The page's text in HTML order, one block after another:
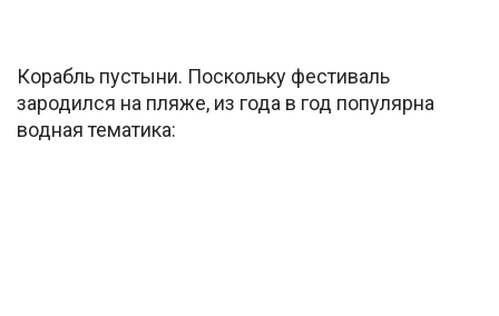
Корабль пустыни. Поскольку фестиваль
зародился на пляже, из года в год популярна
водная тематика: